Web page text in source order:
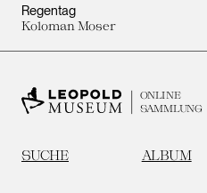
Regentag
Koloman Moser
ONLINE
SAMMLUNG
SUCHE ALBUM